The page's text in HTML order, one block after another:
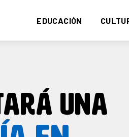
EDUCACIÓN
UNA